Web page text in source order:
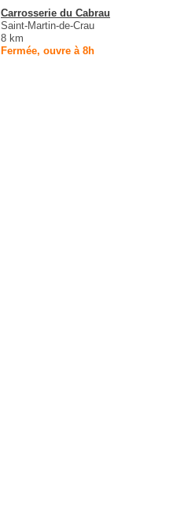
Carrosserie du Cabrau
Saint-Martin-de-Crau
8 km
Fermée, ouvre à 8h